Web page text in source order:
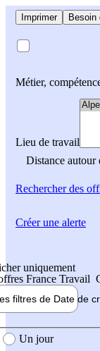
Imprimer Besoin
Métier,
Lieu de travail
Distance autour
Rechercherdes
uniquement
France Travail
filtres de Date de
création de l'offre
Un jour
Créer une alerte